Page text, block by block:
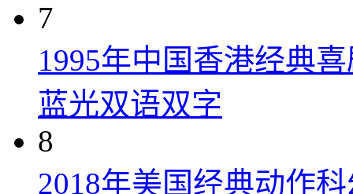
7
1995年中国香港经典
蓝光双语双字
8
2018年美国经典动作